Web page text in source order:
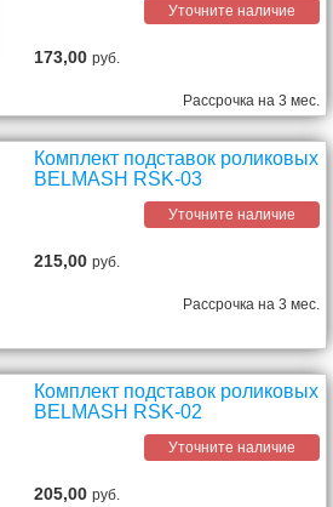
Уточните наличие
173,00руб.
Рассрочка на 3 мес.
Комплект подставок роликовых
BELMASH RSK-03
Уточните наличие
215,00руб.
Рассрочка на 3 мес.
Комплект подставок роликовых
BELMASH RSK-02
Уточните наличие
205,00руб.